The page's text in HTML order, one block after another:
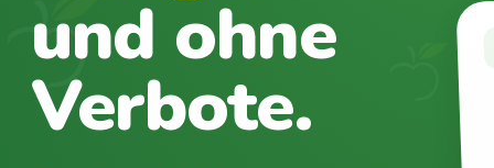
und ohne
Verbote.